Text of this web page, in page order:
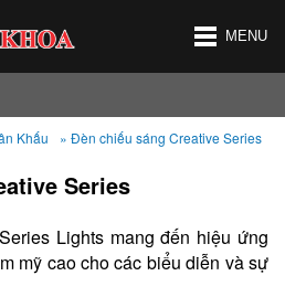
MENU
Khấu » Đèn chiếu sáng Creative Series
Series
Lights mang đến hiệu ứng
mỹ cao cho các biểu diễn và sự